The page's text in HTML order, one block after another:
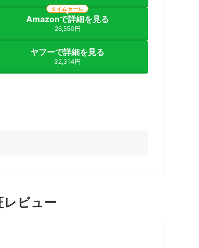
Amazonで詳細を見る
26,550円
タイムセール
ヤフーで詳細を見る
32,314円
ビュー